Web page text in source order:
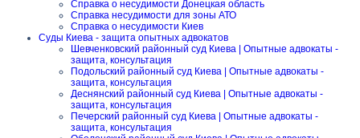
Справка о несудимости Донецкая область
Справка несудимости для зоны АТО
Справка о несудимости Киев
Суды Киева - защита опытных адвокатов
Шевченковский районный суд Киева | Опытные адвокаты -
защита, консультация
Подольский районный суд Киева | Опытные адвокаты -
защита, консультация
Деснянский районный суд Киева | Опытные адвокаты -
защита, консультация
Печерский районный суд Киева | Опытные адвокаты -
защита, консультация